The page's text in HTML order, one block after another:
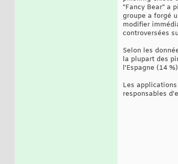
"Fancy Bear" a
groupe a forgé
modifier
controversées
Selon les
la plupart des
l'Espagne (14
Les
responsables